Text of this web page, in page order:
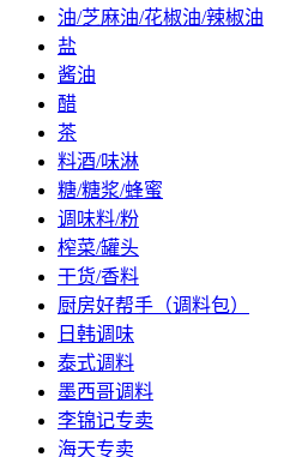
油/芝麻油/花椒油/辣椒油
盐
酱油
醋
茶
料酒/味淋
糖/糖浆/蜂蜜
调味料/粉
榨菜/罐头
干货/香料
厨房好帮手（调料包）
日韩调味
泰式调料
墨西哥调料
李锦记专卖
海天专卖